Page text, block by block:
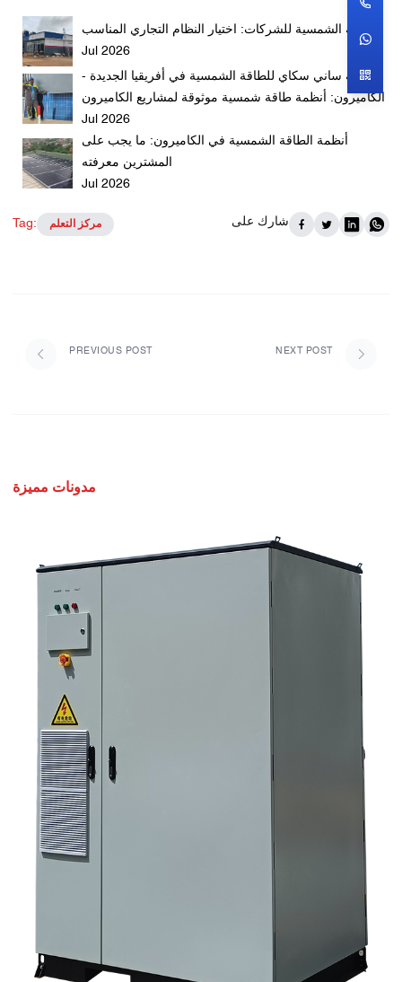
الطاقة الشمسية للشركات: اختيار النظام التجاري المناسب
Jul 2026
شركة ساني سكاي للطاقة الشمسية في أفريقيا الجديدة -
الكاميرون: أنظمة طاقة شمسية موثوقة لمشاريع الكاميرون
Jul 2026
أنظمة الطاقة الشمسية في الكاميرون: ما يجب على
المشترين معرفته
Jul 2026
Tag: مركز التعلم شارك على
PREVIOUS POST NEXT POST
مدونات مميزة